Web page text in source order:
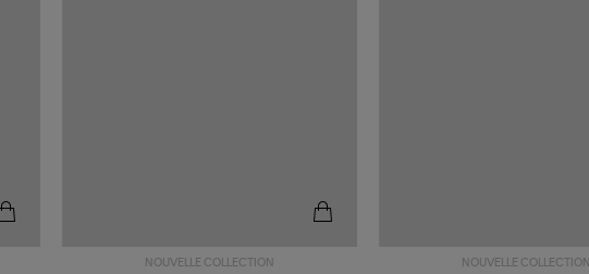
NOUVELLE COLLECTION NOUVELLE COLLECTION